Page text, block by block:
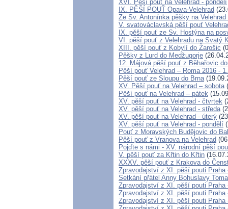
XVI. Pěší pouť na Velehrad - pondělí
IX. PĚŠÍ POUŤ Opava-Velehrad
Ze Sv. Antonínka pěšky na Velehrad
V. svatováclavská pěší pouť
IX. pěší pouť ze Sv. Hostýna na
VI. pěší pouť z Velehradu na Svatý
XIII. pěší pouť z Kobylí do Žarošic
Pěšky z Lurd do Medžugorje
12. Májová pěší pouť z Běhařovic
Pěší pouť Velehrad – Roma 2016 -
Pěší pouť ze Sloupu do Brna
XV. Pěší pouť na Velehrad – sobota
Pěší pouť na Velehrad – pátek
XV. pěší pouť na Velehrad - čtvrtek
XV. pěší pouť na Velehrad - středa
XV. pěší pouť na Velehrad - úterý
XV. pěší pouť na Velehrad - pondělí
Pouť z Moravských Budějovic do
Pěší pouť z Vranova na Velehrad
Pojďte s námi - XV. národní pěší
V. pěší pouť za Křtin do Křtin
XXXV. pěší pouť z Krakova do
Zpravodajství z XI. pěší pouti Praha
Setkání přátel Anny Bohuslavy
Zpravodajství z XI. pěší pouti Praha
Zpravodajství z XI. pěší pouti Praha
Zpravodajství z XI. pěší pouti Praha